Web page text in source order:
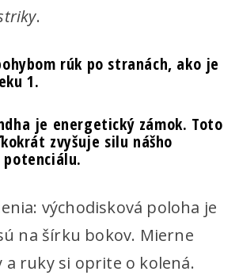
.
rúk po stranách, ako je
1.
je energetický zámok. Toto
zvyšuje silu nášho
východisková poloha je
na šírku bokov. Mierne
ruky si oprite o kolená.